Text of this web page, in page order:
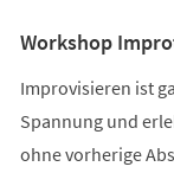
Workshop
Improvisieren ist
Spannung und
ohne vorherige